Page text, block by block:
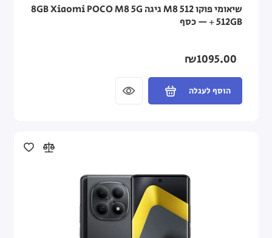
שיאומי פוקו M8 512 גיגה Xiaomi POCO M8 5G ‏8GB
+ 512GB — כסף
₪1095.00
הוסף לעגלה